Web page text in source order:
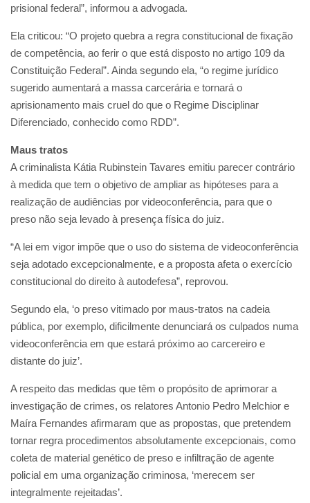
prisional federal”, informou a advogada.
Ela criticou: “O projeto quebra a regra constitucional de fixação
de competência, ao ferir o que está disposto no artigo 109 da
Constituição Federal”. Ainda segundo ela, “o regime jurídico
sugerido aumentará a massa carcerária e tornará o
aprisionamento mais cruel do que o Regime Disciplinar
Diferenciado, conhecido como RDD”.
Maus tratos
A criminalista Kátia Rubinstein Tavares emitiu parecer contrário
à medida que tem o objetivo de ampliar as hipóteses para a
realização de audiências por videoconferência, para que o
preso não seja levado à presença física do juiz.
“A lei em vigor impõe que o uso do sistema de videoconferência
seja adotado excepcionalmente, e a proposta afeta o exercício
constitucional do direito à autodefesa”, reprovou.
Segundo ela, ‘o preso vitimado por maus-tratos na cadeia
pública, por exemplo, dificilmente denunciará os culpados numa
videoconferência em que estará próximo ao carcereiro e
distante do juiz’.
A respeito das medidas que têm o propósito de aprimorar a
investigação de crimes, os relatores Antonio Pedro Melchior e
Maíra Fernandes afirmaram que as propostas, que pretendem
tornar regra procedimentos absolutamente excepcionais, como
coleta de material genético de preso e infiltração de agente
policial em uma organização criminosa, ‘merecem ser
integralmente rejeitadas’.